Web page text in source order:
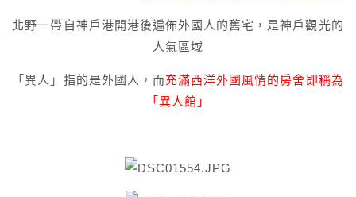
北野一帶自神戶港開港後遍佈外國人的舊宅，是神戶觀光的
人氣區域
「異人」指的是外國人，而充滿西洋外國風情的房舍即稱為
「異人館」